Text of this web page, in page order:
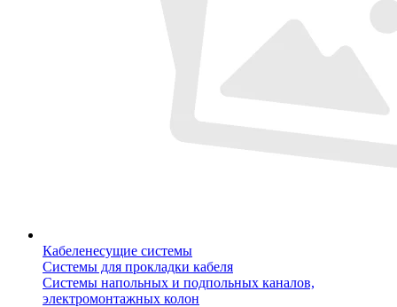
Кабеленесущие системы
Системы для прокладки кабеля
Системы напольных и подпольных каналов,
электромонтажных колон